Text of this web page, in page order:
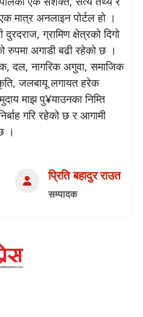
मात्र अनलाइन पोर्टल हो ।
ग्रामिण क्षेत्रको दिगो
रुपमा अगाडी बढी रहेको छ ।
दल, नागरिक अगुवा, समाजिक
जलबायू लगायत हरेक
माझ पु¥याउनका निम्ति
गरि रहेको छ र आगामी
।
प्रिति बहादुर राउत
सम्पादक